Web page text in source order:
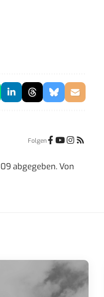
Folgen
abgegeben. Von